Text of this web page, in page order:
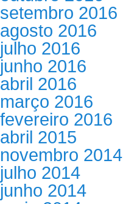
setembro 2016
agosto 2016
julho 2016
junho 2016
abril 2016
março 2016
fevereiro 2016
abril 2015
novembro 2014
julho 2014
junho 2014